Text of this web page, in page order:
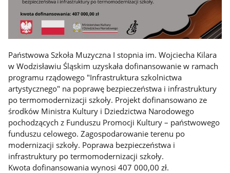
Państwowa Szkoła Muzyczna I stopnia im. Wojciecha Kilara
w Wodzisławiu Śląskim uzyskała dofinansowanie w ramach
programu rządowego "Infrastruktura szkolnictwa
artystycznego" na poprawę bezpieczeństwa i infrastruktury
po termomodernizacji szkoły. Projekt dofinansowano ze
środków Ministra Kultury i Dziedzictwa Narodowego
pochodzących z Funduszu Promocji Kultury – państwowego
funduszu celowego. Zagospodarowanie terenu po
modernizacji szkoły. Poprawa bezpieczeństwa i
infrastruktury po termomodernizacji szkoły.
Kwota dofinansowania wynosi 407 000,00 zł.